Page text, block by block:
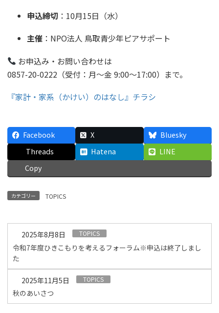
申込締切 ：10月15日（水）
主催 ：NPO法人 鳥取青少年ピアサポート
お申込み・お問い合わせは
0857-20-0222（受付：月～金 9:00～17:00）まで。
『家計・家系（かけい）のはなし』チラシ
Facebook X
Bluesky
Threads
Hatena
LINE
Copy
カテゴリー TOPICS
2025年8月8日 TOPICS
令和7年度ひきこもりを考えるフォーラム※申込は終了しまし
た
2025年11月5日 TOPICS
秋のあいさつ